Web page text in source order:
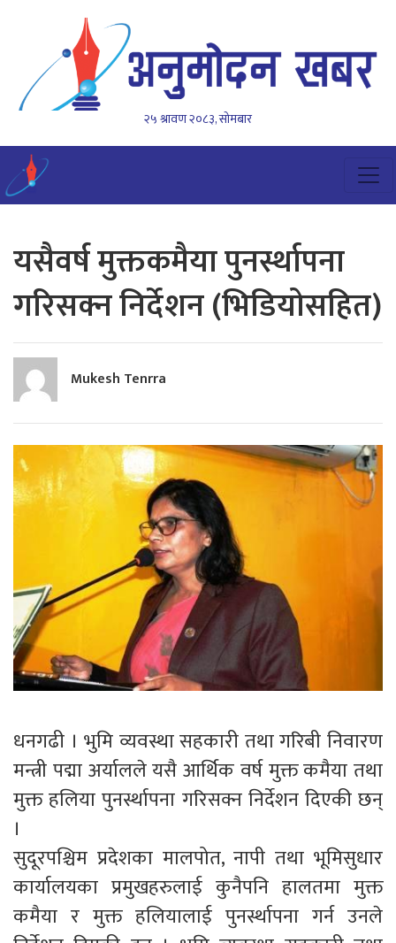
२५ श्रावण २०८३, सोमबार
यसैवर्ष मुक्तकमैया पुनर्स्थापना
गरिसक्न निर्देशन (भिडियाेसहित)
Mukesh Tenrra
धनगढी । भुमि व्यवस्था सहकारी तथा गरिबी निवारण
मन्त्री पद्मा अर्यालले यसै आर्थिक वर्ष मुक्त कमैया तथा
मुक्त हलिया पुनर्स्थापना गरिसक्न निर्देशन दिएकी छन्
।
सुदूरपश्चिम प्रदेशका मालपोत, नापी तथा भूमिसुधार
कार्यालयका प्रमुखहरुलाई कुनैपनि हालतमा मुक्त
कमैया र मुक्त हलियालाई पुनर्स्थापना गर्न उनले